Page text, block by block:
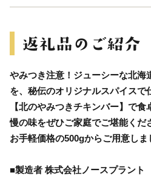
やみつき注意！ジューシーな北海
を、秘伝のオリジナルスパイスで
【北のやみつきチキンバー】で
慢の味をぜひご家庭でご堪能くだ
お手軽価格の500gからご用意しま
■製造者 株式会社ノースプラント